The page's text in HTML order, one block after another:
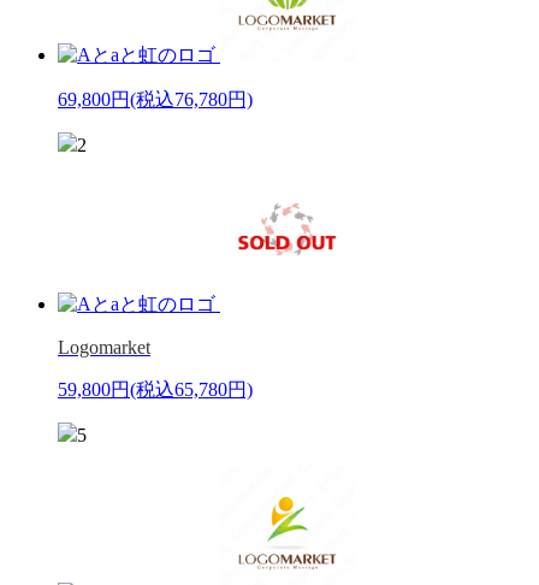
69,800円(税込76,780円)
2
Logomarket
59,800円(税込65,780円)
5